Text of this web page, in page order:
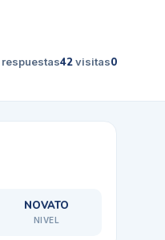
respuestas42visitas0
NOVATO
NIVEL